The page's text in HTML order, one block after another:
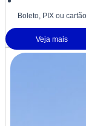
Boleto, PIX ou cartão
Veja mais